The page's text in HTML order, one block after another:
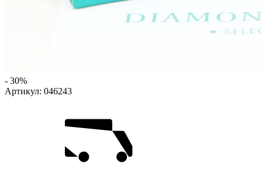
- 30%
Артикул: 046243